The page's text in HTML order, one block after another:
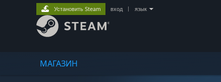
МАГАЗИН
Установить Steam вход язык